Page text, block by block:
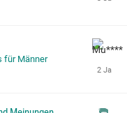
für Männer